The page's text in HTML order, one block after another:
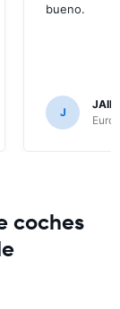
bueno.
J
coches